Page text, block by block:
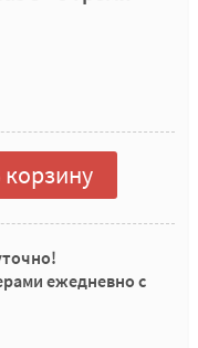
корзину
ежедневно с